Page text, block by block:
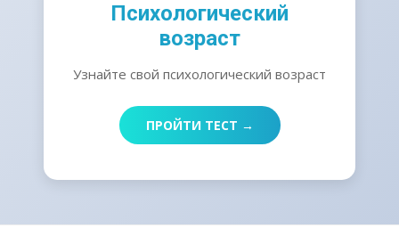
Психологический
возраст
Узнайте свой психологический возраст
ПРОЙТИ ТЕСТ →